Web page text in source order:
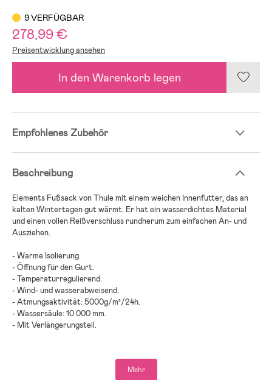
9 VERFÜGBAR
278,99 €
Preisentwicklung ansehen
In den Warenkorb legen
Empfohlenes Zubehör
Beschreibung
Elements Fußsack von Thule mit einem weichen Innenfutter, das an
kalten Wintertagen gut wärmt. Er hat ein wasserdichtes Material
und einen vollen Reißverschluss rundherum zum einfachen An- und
Ausziehen.
- Warme Isolierung.
- Öffnung für den Gurt.
- Temperaturregulierend.
- Wind- und wasserabweisend.
- Atmungsaktivität: 5000g/m²/24h.
- Wassersäule: 10 000 mm.
- Mit Verlängerungsteil.
Mehr